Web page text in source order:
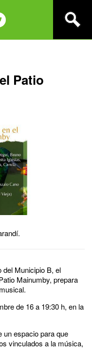
Patio
del Municipio B, el
Mainumby, prepara
de 16 a 19:30 h, en la
un espacio para que
vinculados a la música,